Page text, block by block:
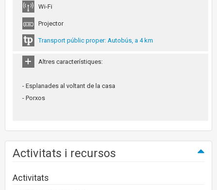
Wi-Fi
Projector
Transport públic proper: Autobús, a 4 km
Altres característiques:
- Esplanades al voltant de la casa
- Porxos
Activitats i recursos
Activitats